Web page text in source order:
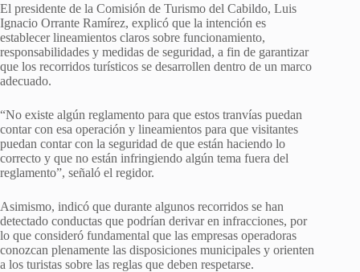
El presidente de la Comisión de Turismo del Cabildo, Luis
Ignacio Orrante Ramírez, explicó que la intención es
establecer lineamientos claros sobre funcionamiento,
responsabilidades y medidas de seguridad, a fin de garantizar
que los recorridos turísticos se desarrollen dentro de un marco
adecuado.
“No existe algún reglamento para que estos tranvías puedan
contar con esa operación y lineamientos para que visitantes
puedan contar con la seguridad de que están haciendo lo
correcto y que no están infringiendo algún tema fuera del
reglamento”, señaló el regidor.
Asimismo, indicó que durante algunos recorridos se han
detectado conductas que podrían derivar en infracciones, por
lo que consideró fundamental que las empresas operadoras
conozcan plenamente las disposiciones municipales y orienten
a los turistas sobre las reglas que deben respetarse.